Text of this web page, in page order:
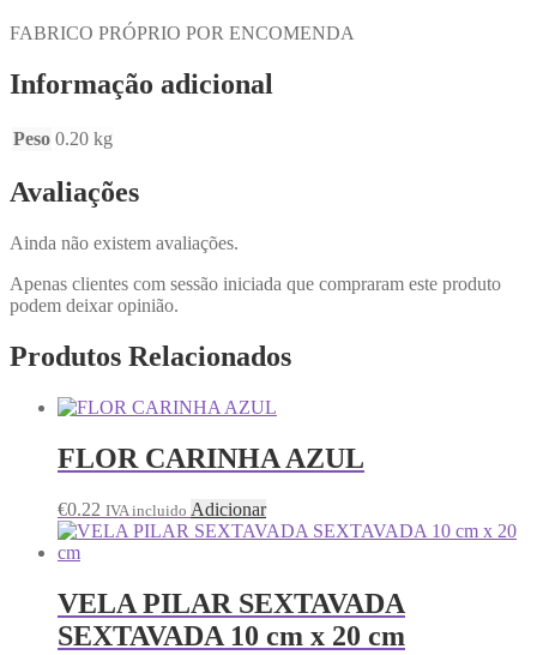
FABRICO PRÓPRIO POR ENCOMENDA
Informação adicional
Peso 0.20 kg
Avaliações
Ainda não existem avaliações.
Apenas clientes com sessão iniciada que compraram este produto
podem deixar opinião.
Produtos Relacionados
FLOR CARINHA AZUL
€0.22 IVA incluido Adicionar
VELA PILAR SEXTAVADA
SEXTAVADA 10 cm x 20 cm